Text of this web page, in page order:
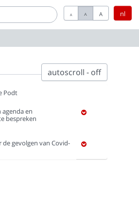
nl
A A A
autoscroll - off
Podt
en
bespreken
gevolgen van Covid-